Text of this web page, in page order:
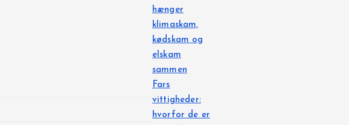
hænger
klimaskam,
kødskam og
elskam
sammen
Fars
vittigheder:
hvorfor de er